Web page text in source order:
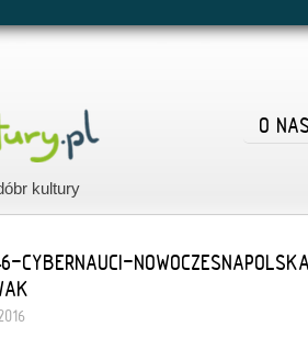
kultury
O
CYBERNAUCI-